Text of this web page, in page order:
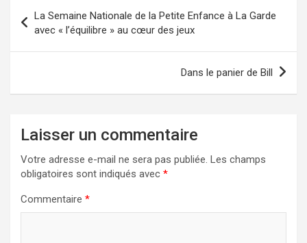
de
l’article
La Semaine Nationale de la Petite Enfance à La Garde
avec « l’équilibre » au cœur des jeux
Dans le panier de Bill
Laisser un commentaire
Votre adresse e-mail ne sera pas publiée. Les champs
obligatoires sont indiqués avec *
Commentaire *